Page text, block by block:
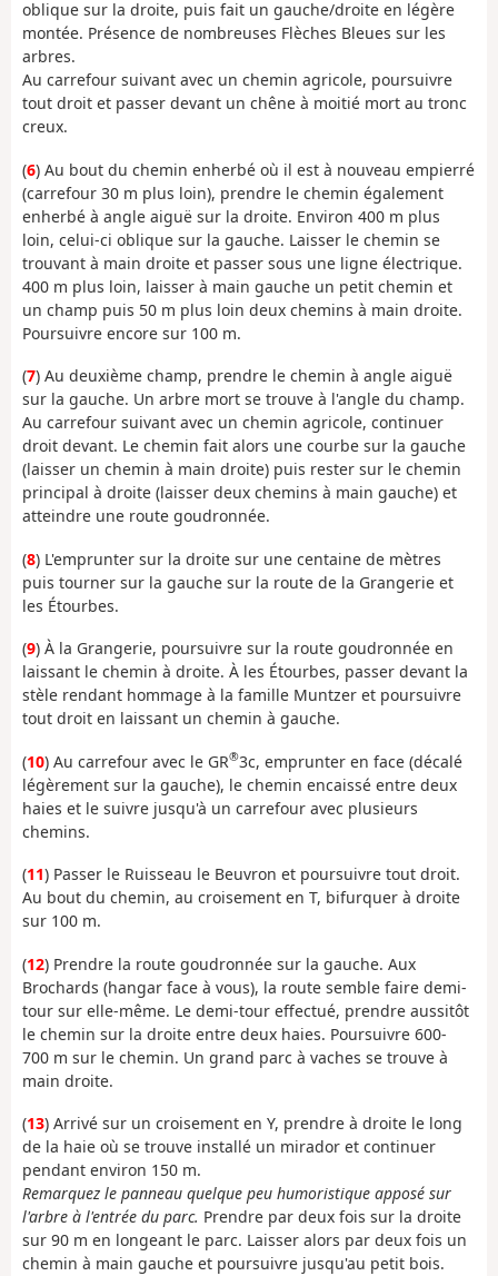
oblique sur la droite, puis fait un gauche/droite en légère
montée. Présence de nombreuses Flèches Bleues sur les
arbres.
Au carrefour suivant avec un chemin agricole, poursuivre
tout droit et passer devant un chêne à moitié mort au tronc
creux.
(6) Au bout du chemin enherbé où il est à nouveau empierré
(carrefour 30 m plus loin), prendre le chemin également
enherbé à angle aiguë sur la droite. Environ 400 m plus
loin, celui-ci oblique sur la gauche. Laisser le chemin se
trouvant à main droite et passer sous une ligne électrique.
400 m plus loin, laisser à main gauche un petit chemin et
un champ puis 50 m plus loin deux chemins à main droite.
Poursuivre encore sur 100 m.
(7) Au deuxième champ, prendre le chemin à angle aiguë
sur la gauche. Un arbre mort se trouve à l'angle du champ.
Au carrefour suivant avec un chemin agricole, continuer
droit devant. Le chemin fait alors une courbe sur la gauche
(laisser un chemin à main droite) puis rester sur le chemin
principal à droite (laisser deux chemins à main gauche) et
atteindre une route goudronnée.
(8) L'emprunter sur la droite sur une centaine de mètres
puis tourner sur la gauche sur la route de la Grangerie et
les Étourbes.
(9) À la Grangerie, poursuivre sur la route goudronnée en
laissant le chemin à droite. À les Étourbes, passer devant la
stèle rendant hommage à la famille Muntzer et poursuivre
tout droit en laissant un chemin à gauche.
(10) Au carrefour avec le GR®3c, emprunter en face (décalé
légèrement sur la gauche), le chemin encaissé entre deux
haies et le suivre jusqu'à un carrefour avec plusieurs
chemins.
(11) Passer le Ruisseau le Beuvron et poursuivre tout droit.
Au bout du chemin, au croisement en T, bifurquer à droite
sur 100 m.
(12) Prendre la route goudronnée sur la gauche. Aux
Brochards (hangar face à vous), la route semble faire demi-
tour sur elle-même. Le demi-tour effectué, prendre aussitôt
le chemin sur la droite entre deux haies. Poursuivre 600-
700 m sur le chemin. Un grand parc à vaches se trouve à
main droite.
(13) Arrivé sur un croisement en Y, prendre à droite le long
de la haie où se trouve installé un mirador et continuer
pendant environ 150 m.
Remarquez le panneau quelque peu humoristique apposé sur
l'arbre à l'entrée du parc. Prendre par deux fois sur la droite
sur 90 m en longeant le parc. Laisser alors par deux fois un
chemin à main gauche et poursuivre jusqu'au petit bois.